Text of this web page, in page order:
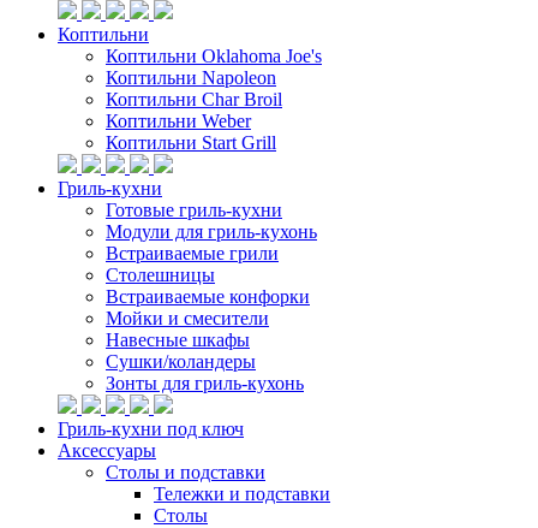
Коптильни
Коптильни Oklahoma Joe's
Коптильни Napoleon
Коптильни Char Broil
Коптильни Weber
Коптильни Start Grill
Гриль-кухни
Готовые гриль-кухни
Модули для гриль-кухонь
Встраиваемые грили
Столешницы
Встраиваемые конфорки
Мойки и смесители
Навесные шкафы
Сушки/коландеры
Зонты для гриль-кухонь
Гриль-кухни под ключ
Аксессуары
Столы и подставки
Тележки и подставки
Столы